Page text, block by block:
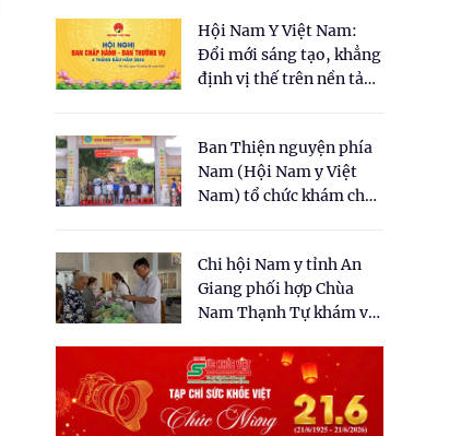
Hội Nam Y Việt Nam:
Đổi mới sáng tạo, khẳng
định vị thế trên nền tảng
Ban Thiện nguyện phía
Nam (Hội Nam y Việt
Nam) tổ chức khám chữa
dân tại xã Tân Tập
Chi hội Nam y tỉnh An
Giang phối hợp Chùa
Nam Thạnh Tự khám và
nhân dân